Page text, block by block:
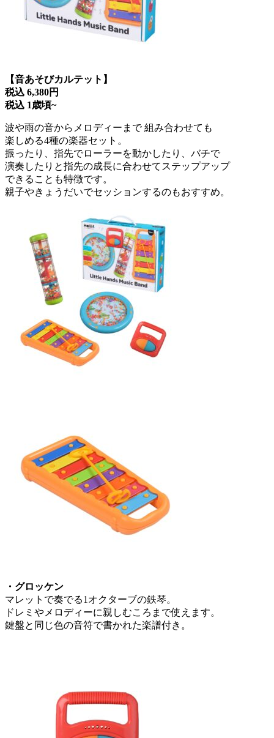
【音あそびカルテット】
税込 6,380円
税込 1歳頃~
波や雨の音からメロディーまで 組み合わせても
楽しめる4種の楽器セット。
振ったり、指先でローラーを動かしたり、バチで
演奏したりと指先の成長に合わせてステップアップ
できることも特徴です。
親子やきょうだいでセッションするのもおすすめ。
・グロッケン
マレットで奏でる1オクターブの鉄琴。
ドレミやメロディーに親しむころまで使えます。
鍵盤と同じ色の音符で書かれた楽譜付き。